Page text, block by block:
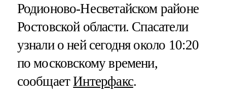
Родионово-Несветайском районе
Ростовской области. Спасатели
узнали о ней сегодня около 10:20
по московскому времени,
сообщаетИнтерфакс.